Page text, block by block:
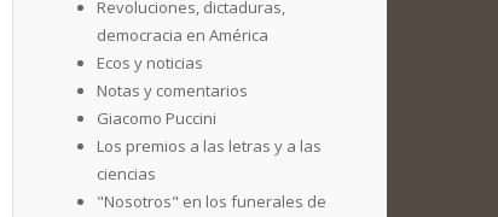
Revoluciones, dictaduras,
democracia en América
Ecos y noticias
Notas y comentarios
Giacomo Puccini
Los premios a las letras y a las
ciencias
"Nosotros" en los funerales de